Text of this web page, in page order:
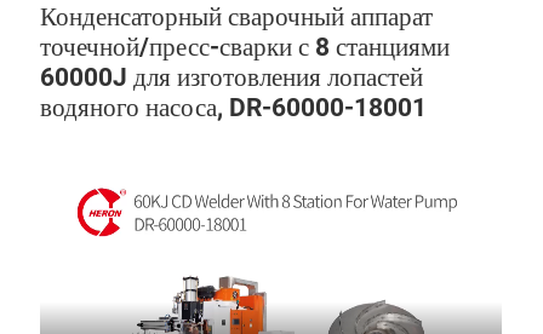
Конденсаторный сварочный аппарат
точечной/пресс-сварки с 8 станциями
60000J для изготовления лопастей
водяного насоса, DR-60000-18001